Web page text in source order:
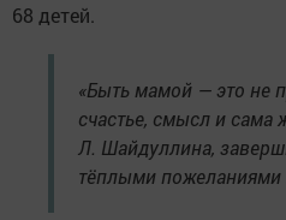
68 детей.
«Быть мамой — это не
счастье, смысл и сама
Л. Шайдуллина,
тёплыми пожеланиями